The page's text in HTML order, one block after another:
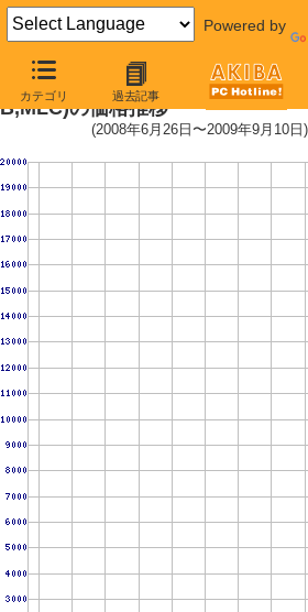
Powered by
カテゴリ 過去記事
OCZSSD2-1VTX30G (30GB,64M
B,MLC)の価格推移
(2008年6月26日〜2009年9月10日)